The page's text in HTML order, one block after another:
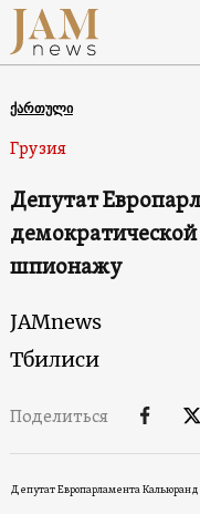
ქართული
Грузия
Депутат
шпионажу
JAMnews
Тбилиси
Поделиться
Депутат Европарламента